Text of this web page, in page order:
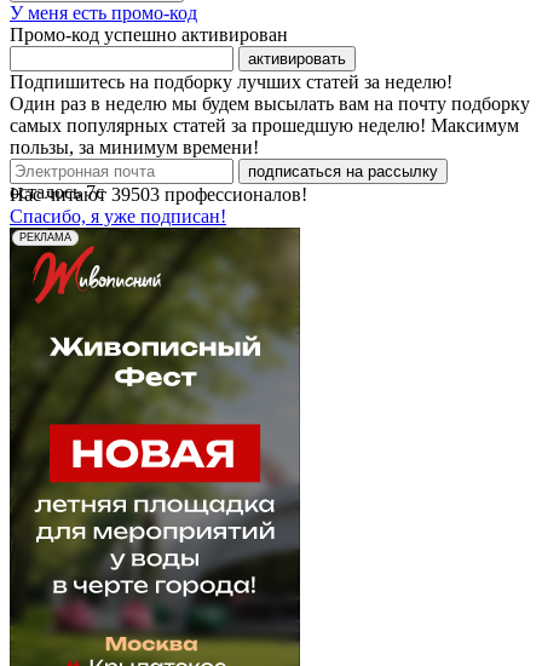
У меня есть промо-код
Промо-код успешно активирован
активировать
Подпишитесь на подборку лучших статей за неделю!
Один раз в неделю мы будем высылать вам на почту подборку
самых популярных статей за прошедшую неделю! Максимум
пользы, за минимум времени!
подписаться на рассылку
Нас читают 39503 профессионалов!
Спасибо, я уже подписан!
осталось7с